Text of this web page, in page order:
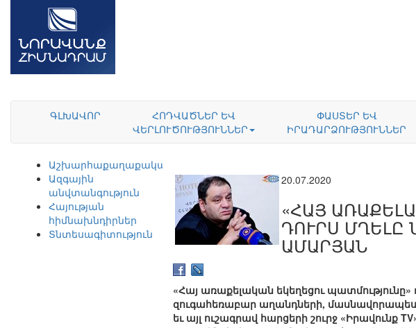
ԳԼԽԱՎՈՐ
ՀՈԴՎԱԾՆԵՐ ԵՎ
ՎԵՐԼՈՒԾՈՒԹՅՈՒՆՆԵՐ
ՓԱՍՏԵՐ ԵՎ
ԻՐԱԴԱՐՁՈՒԹՅՈՒՆՆԵՐ
Աշխարհաքաղաքականություն
Ազգային
անվտանգություն
Հայության
հիմնախնդիրներ
Տնտեսագիտություն
20.07.2020
«ՀԱՅ
ԴՈՒՐՍ ՄՂԵԼԸ
ԱՄԱՐՅԱՆ
«Հայ առաքելական եկեղեցու
զուգահեռաբար աղանդների,
եւ այլ ուշագրավ հարցերի շուրջ «Իրավունք